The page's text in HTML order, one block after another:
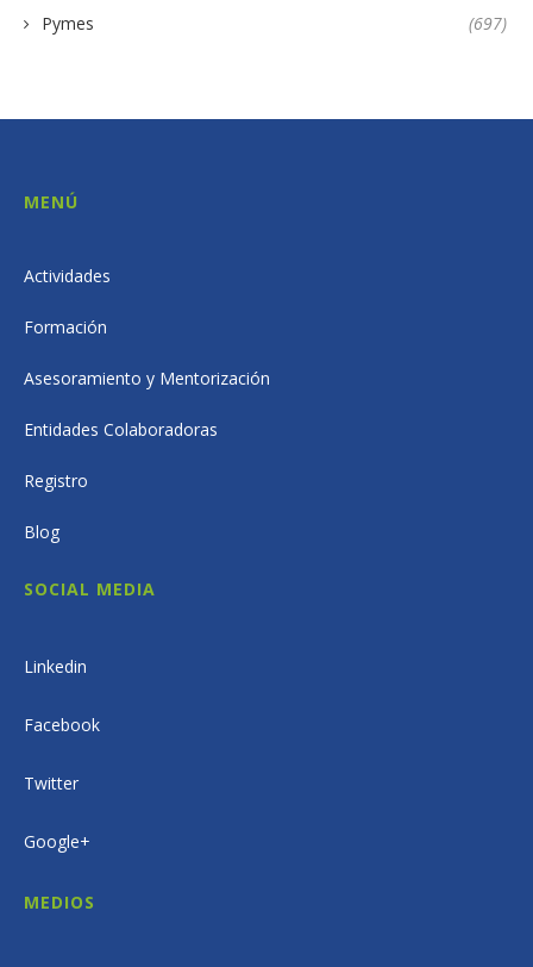
Pymes (697)
MENÚ
Actividades
Formación
Asesoramiento y Mentorización
Entidades Colaboradoras
Registro
Blog
SOCIAL MEDIA
Linkedin
Facebook
Twitter
Google+
MEDIOS